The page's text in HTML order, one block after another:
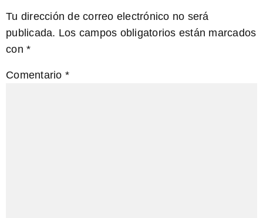
Tu dirección de correo electrónico no será
publicada. Los campos obligatorios están marcados
con *
Comentario *